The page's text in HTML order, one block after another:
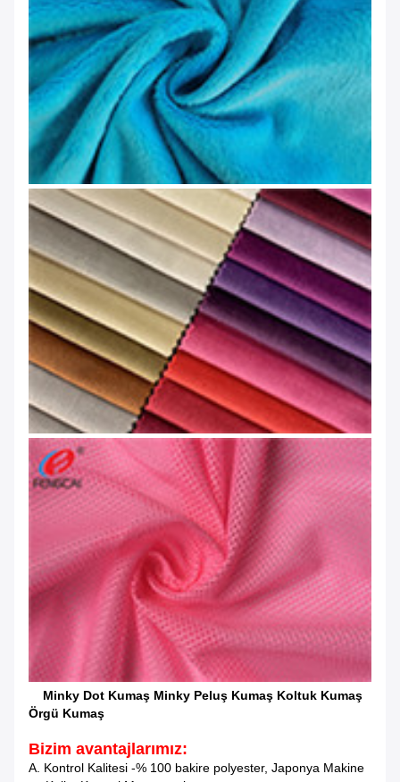
Minky Dot Kumaş Minky Peluş Kumaş Koltuk Kumaş
Örgü Kumaş
Bizim avantajlarımız:
A. Kontrol Kalitesi -% 100 bakire polyester, Japonya Makine